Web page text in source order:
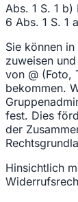
Abs. 1 S. 1
6 Abs. 1 S. 1
Sie können
zuweisen
von @ (Foto,
bekommen.
fest. Dies
der
Hinsichtlich